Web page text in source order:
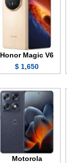
Honor Magic V6
1,650 $
Motorola